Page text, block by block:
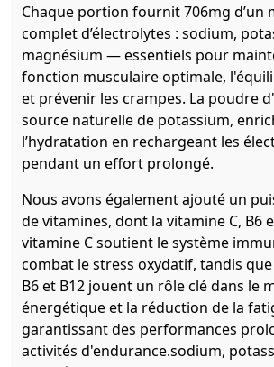
Chaque portion fournit 706mg d’un
complet d’électrolytes : sodium,
magnésium — essentiels pour
fonction musculaire optimale,
et prévenir les crampes. La poudre
source naturelle de potassium,
l’hydratation en rechargeant les
pendant un effort prolongé.
Nous avons également ajouté un
de vitamines, dont la vitamine C, B6
vitamine C soutient le système
combat le stress oxydatif, tandis
B6 et B12 jouent un rôle clé dans le
énergétique et la réduction de la
garantissant des performances
activités d'endurance.sodium,